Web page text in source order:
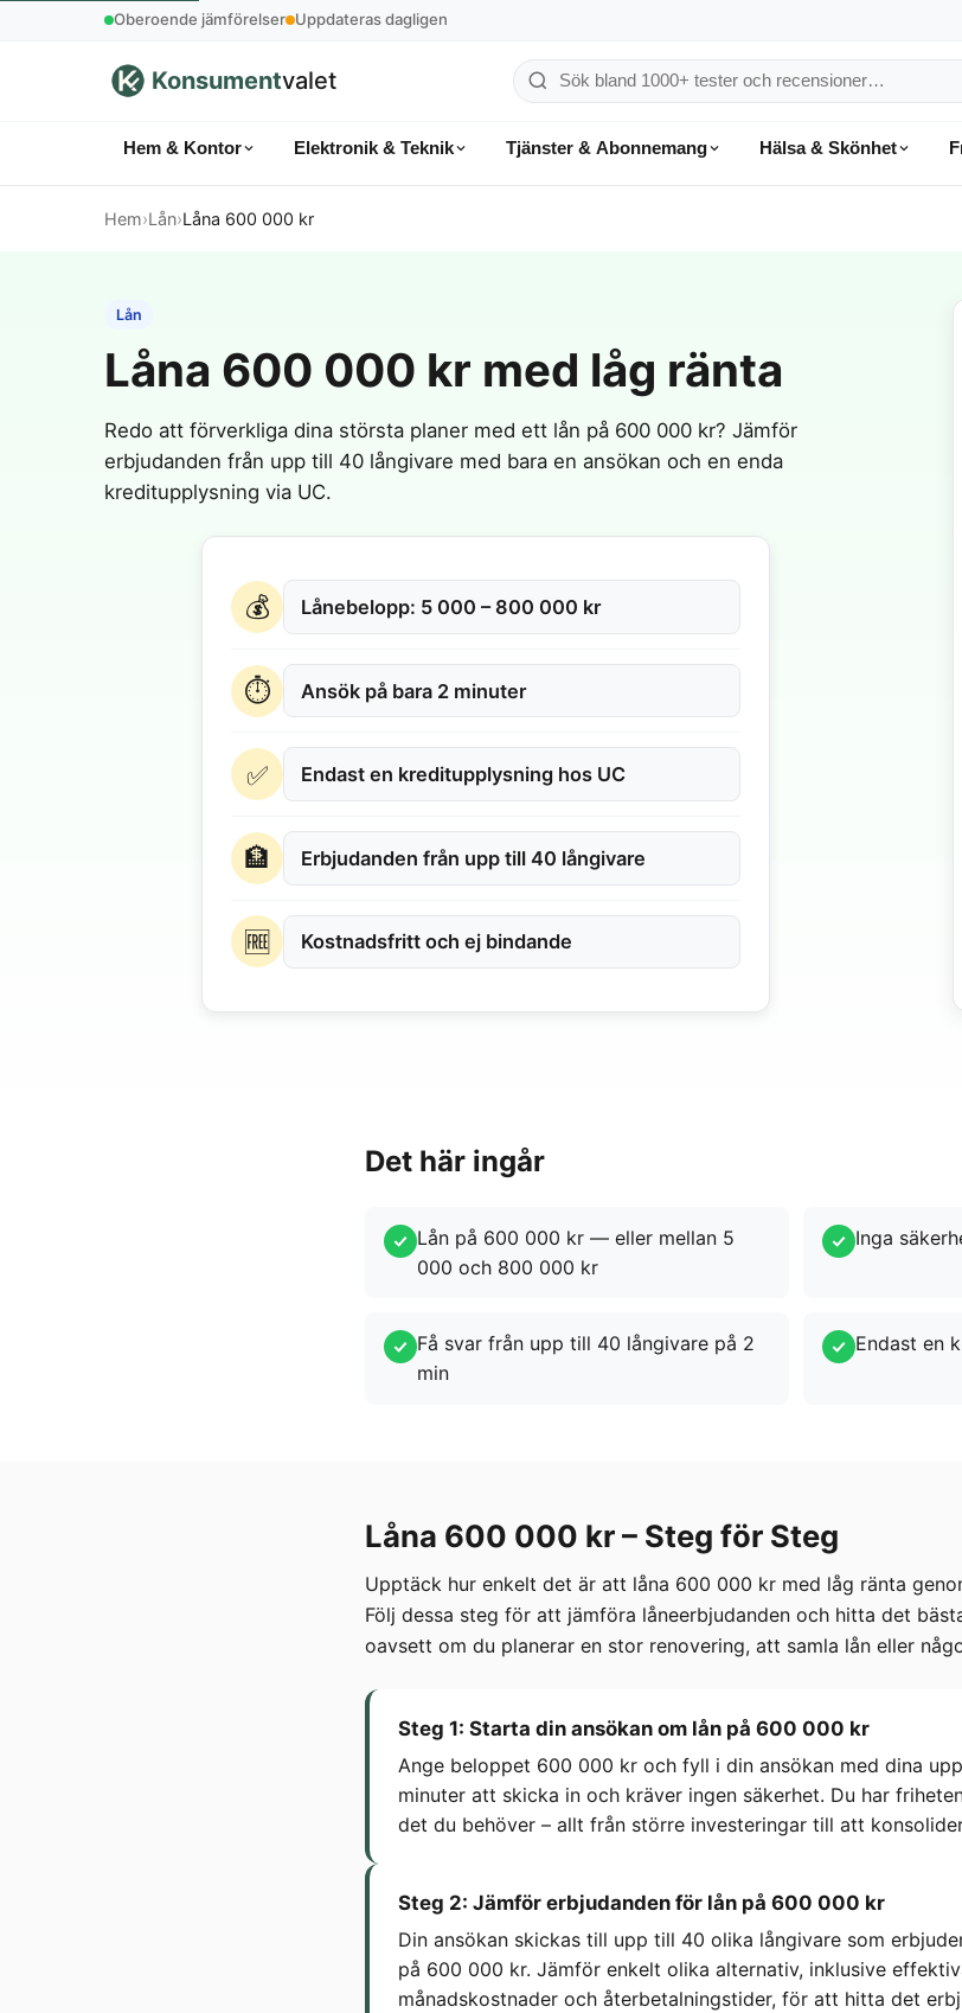
Oberoende jämförelser Uppdateras dagligen
Konsumentvalet
Sök
konsumentvalet
Hem & Kontor Elektronik & Teknik Tjänster & Abonnemang Hälsa & Skönhet
Hem›Lån›Låna 600 000 kr
Lån
Låna 600 000 kr med låg ränta
Redo att förverkliga dina största planer med ett lån på 600 000 kr? Jämför
erbjudanden från upp till 40 långivare med bara en ansökan och en enda
kreditupplysning via UC.
💰 Lånebelopp: 5 000 – 800 000 kr
⏱ Ansök på bara 2 minuter
✅ Endast en kreditupplysning hos UC
🏦 Erbjudanden från upp till 40 långivare
🆓 Kostnadsfritt och ej bindande
Det här ingår
Lån på 600 000 kr — eller mellan 5
000 och 800 000 kr
Inga
Få svar från upp till 40 långivare på 2
min
Endast en
Låna 600 000 kr – Steg för Steg
Upptäck hur enkelt det är att låna 600 000 kr med låg ränta
Följ dessa steg för att jämföra låneerbjudanden och hitta det
oavsett om du planerar en stor renovering, att samla lån eller
Steg 1: Starta din ansökan om lån på 600 000 kr
Ange beloppet 600 000 kr och fyll i din ansökan med dina
minuter att skicka in och kräver ingen säkerhet. Du har
det du behöver – allt från större investeringar till att
Steg 2: Jämför erbjudanden för lån på 600 000 kr
Din ansökan skickas till upp till 40 olika långivare som
på 600 000 kr. Jämför enkelt olika alternativ, inklusive
månadskostnader och återbetalningstider, för att hitta det